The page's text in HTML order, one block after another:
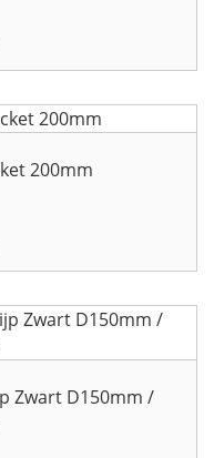
200mm
Zwart D150mm /